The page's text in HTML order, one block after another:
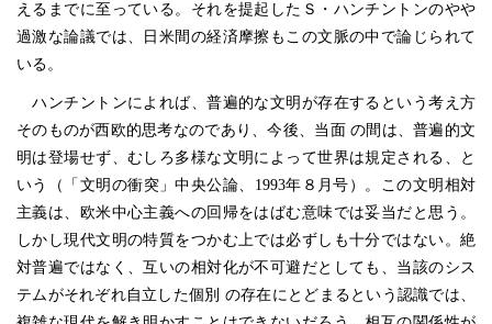
えるまでに至っている。それを提起したＳ・ハンチントンのやや
過激な論議では、日米間の経済摩擦もこの文脈の中で論じられて
いる。
ハンチントンによれば、普遍的な文明が存在するという考え方
そのものが西欧的思考なのであり、今後、当面 の間は、普遍的文
明は登場せず、むしろ多様な文明によって世界は規定される、と
いう（「文明の衝突」中央公論、1993年８月号）。この文明相対
主義は、欧米中心主義への回帰をはばむ意味では妥当だと思う。
しかし現代文明の特質をつかむ上では必ずしも十分ではない。絶
対普遍ではなく、互いの相対化が不可避だとしても、当該のシス
テムがそれぞれ自立した個別 の存在にとどまるという認識では、